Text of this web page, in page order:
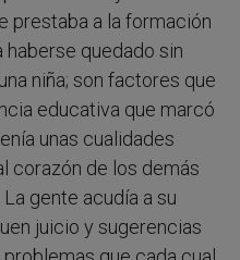
prestaba a la formación
haberse quedado sin
niña; son factores que
educativa que marcó
unas cualidades
corazón de los demás
gente acudía a su
juicio y sugerencias